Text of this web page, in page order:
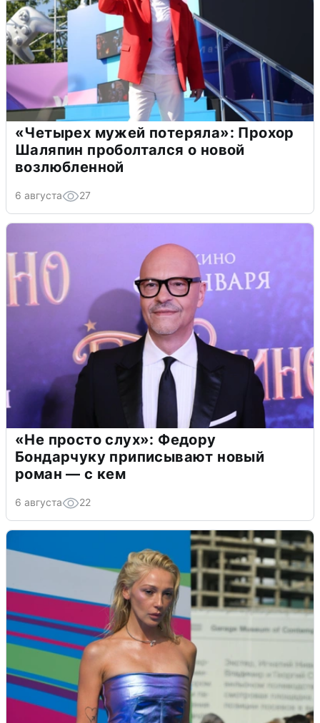
«Четырех мужей потеряла»: Прохор
Шаляпин проболтался о новой
возлюбленной
6 августа 27
«Не просто слух»: Федору
Бондарчуку приписывают новый
роман — с кем
6 августа 22